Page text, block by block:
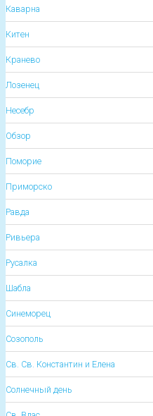
Каварна
Китен
Кранево
Лозенец
Несебр
Обзор
Поморие
Приморско
Равда
Ривьера
Русалка
Шабла
Синеморец
Созополь
Св. Св. Константин и Елена
Солнечный день